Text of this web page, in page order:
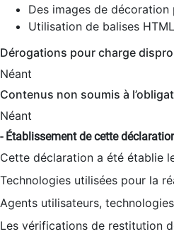
Des images de
Utilisation de balises
Dérogations pour charge
Néant
Contenus non soumis à
Néant
- Établissement de cette
Cette déclaration a été établie
Technologies utilisées pour la
Agents utilisateurs,
Les vérifications de restitution